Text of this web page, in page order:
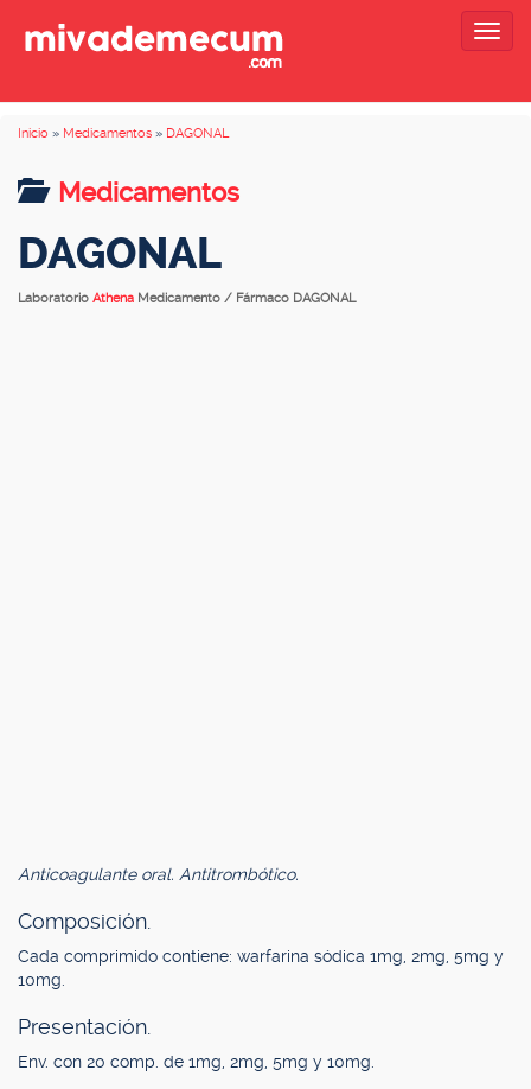
Inicio » Medicamentos » DAGONAL
Medicamentos
DAGONAL
Laboratorio Athena Medicamento / Fármaco DAGONAL
Anticoagulante oral. Antitrombótico.
Composición.
Cada comprimido contiene: warfarina sódica 1mg, 2mg, 5mg y
10mg.
Presentación.
Env. con 20 comp. de 1mg, 2mg, 5mg y 10mg.